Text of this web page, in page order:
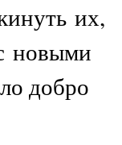
их,
новыми
добро